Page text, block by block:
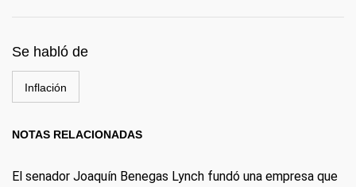
Se habló de
Inflación
NOTAS RELACIONADAS
El senador Joaquín Benegas Lynch fundó una empresa que